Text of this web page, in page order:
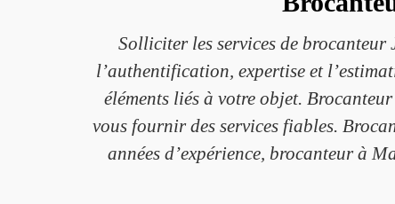
Solliciter les services de
l’authentification, expertise et
éléments liés à votre objet.
vous fournir des services fiables.
années d’expérience, brocanteur à